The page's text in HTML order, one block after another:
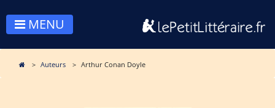
MENU
Auteurs Arthur Conan Doyle